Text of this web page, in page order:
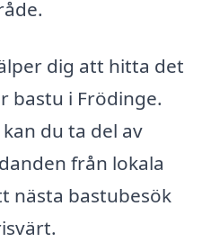
dig att hitta det
bastu i Frödinge.
du ta del av
från lokala
nästa bastubesök